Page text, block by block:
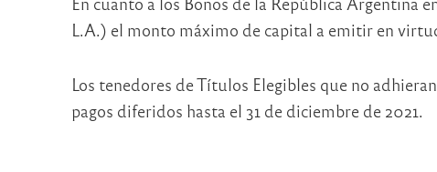
L.A.) el monto máximo de capital a emitir en
Los tenedores de Títulos Elegibles que no
pagos diferidos hasta el 31 de diciembre de 2021.